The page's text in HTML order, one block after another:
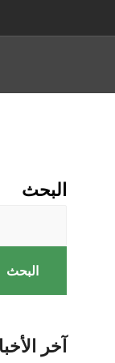
البحث
البحث
آخر